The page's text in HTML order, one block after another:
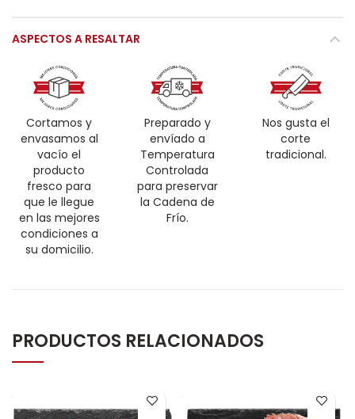
ASPECTOS A RESALTAR
Cortamos y
envasamos al
vacío el
producto
fresco para
que le llegue
en las mejores
condiciones a
su domicilio.
Preparado y
envíado a
Temperatura
Controlada
para preservar
la Cadena de
Frío.
Nos gusta el
corte
tradicional.
PRODUCTOS RELACIONADOS